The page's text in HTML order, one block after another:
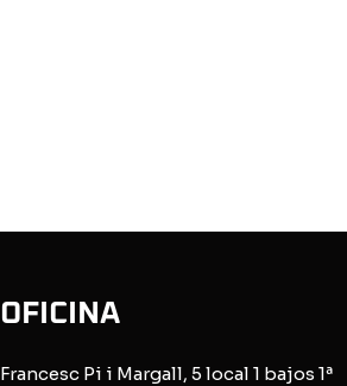
OFICINA
Francesc Pi i Margall, 5 local 1 bajos 1ª